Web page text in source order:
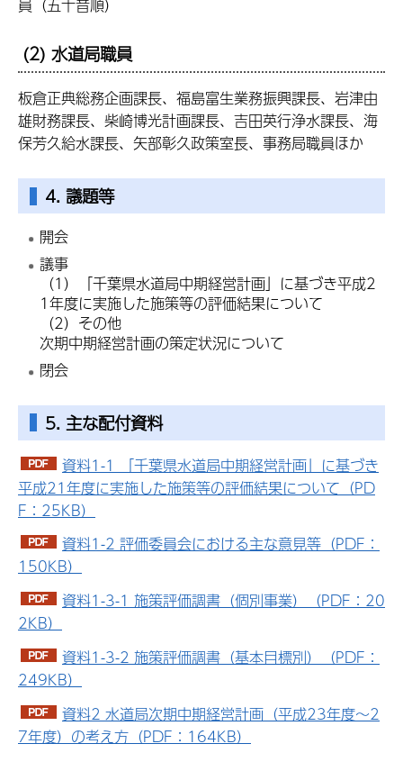
員（五十音順）
(2) 水道局職員
板倉正典総務企画課長、福島富生業務振興課長、岩津由
雄財務課長、柴崎博光計画課長、吉田英行浄水課長、海
保芳久給水課長、矢部彰久政策室長、事務局職員ほか
4. 議題等
開会
議事
（1）「千葉県水道局中期経営計画」に基づき平成2
1年度に実施した施策等の評価結果について
（2）その他
次期中期経営計画の策定状況について
閉会
5. 主な配付資料
資料1-1 「千葉県水道局中期経営計画」に基づき
平成21年度に実施した施策等の評価結果について（PD
F：25KB）
資料1-2 評価委員会における主な意見等（PDF：
150KB）
資料1-3-1 施策評価調書（個別事業）（PDF：20
2KB）
資料1-3-2 施策評価調書（基本目標別）（PDF：
249KB）
資料2 水道局次期中期経営計画（平成23年度～2
7年度）の考え方（PDF：164KB）